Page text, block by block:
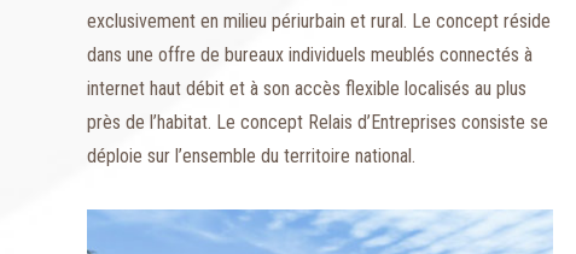
exclusivement en milieu périurbain et rural. Le concept réside
dans une offre de bureaux individuels meublés connectés à
internet haut débit et à son accès flexible localisés au plus
près de l’habitat. Le concept Relais d’Entreprises consiste se
déploie sur l’ensemble du territoire national.